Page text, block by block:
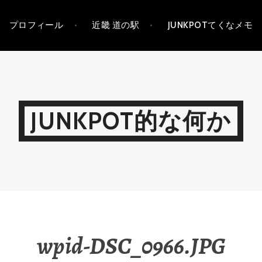
プロフィール 近畿 道の駅 JUNKPOTてくなメモ
JUNKPOT的な何か
wpid-DSC_0966.JPG